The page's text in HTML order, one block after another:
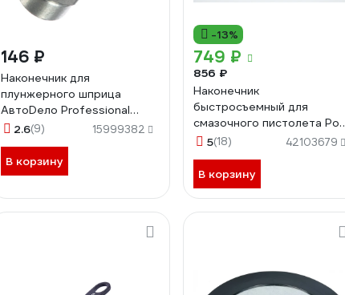
146 ₽
Наконечник для
плунжерного шприца
АвтоDело Professional
42005 11863
2.6(9) 15999382
В корзину
-13%
749 ₽
856 ₽
Наконечник
быстросъемный для
смазочного пистолета Рок
Юнит GG P2
5(18) 42103679
В корзину